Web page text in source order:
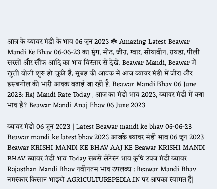
आज के ब्यावर मंडी के भाव 06 जून 2023 ☘️ Amazing Latest Beawar
Mandi Ke Bhav 06-06-23 का मुंग, मोठ, जीरा, ग्वार, सोयाबीन, रायडा, पीली
सरसों और सौंफ आदि का भाव विस्तार से देखे. Beawar Mandi, Beawar में
खुली बोली शुरू हो चुकी है, सुबह की आवक में आज ब्यावर मंडी में जीरा और
इसबगोल की भारी आवक बताई जा रही है. Beawar Mandi Bhav 06 June
2023: Raj Mandi Rate Today , आज का मंडी भाव 2023, ब्यावर मंडी में क्या
भाव है? Beawar Mandi Anaj Bhav 06 June 2023
ब्यावर मंडी 06 जून 2023 | Latest Beawar mandi ke bhav 06-06-23
Beawar mandi ke latest bhav 2023 आजके ब्यावर मंडी भाव 06 जून 2023
Beawar KRISHI MANDI KE BHAV AAJ KE Beawar KRISHI MANDI
BHAV ब्यावर मंडी भाव Today सबसे लेटेस्ट भाव कृषि उपज मंडी ब्यावर
Rajasthan Mandi Bhav नवीनतम भाव उपलब्ध : Beawar Mandi Bhav
नमस्कार किसान भाइयो AGRICULTUREPEDIA.IN पर आपका स्वागत है|